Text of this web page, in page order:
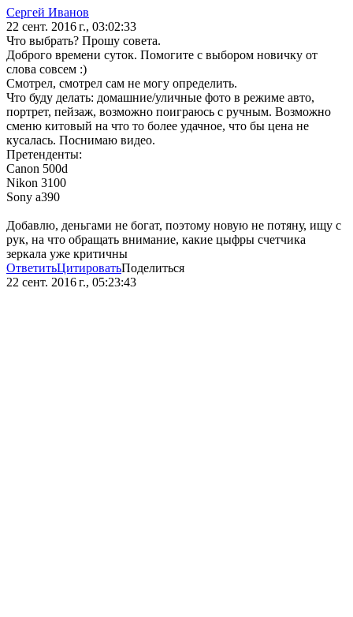
Сергей Иванов
22 сент. 2016 г., 03:02:33
Что выбрать? Прошу совета.
Доброго времени суток. Помогите с выбором новичку от
слова совсем :)
Смотрел, смотрел сам не могу определить.
Что буду делать: домашние/уличные фото в режиме авто,
портрет, пейзаж, возможно поиграюсь с ручным. Возможно
сменю китовый на что то более удачное, что бы цена не
кусалась. Поснимаю видео.
Претенденты:
Canon 500d
Nikon 3100
Sony a390
Добавлю, деньгами не богат, поэтому новую не потяну, ищу с
рук, на что обращать внимание, какие цыфры счетчика
зеркала уже критичны
ОтветитьЦитироватьПоделиться
22 сент. 2016 г., 05:23:43